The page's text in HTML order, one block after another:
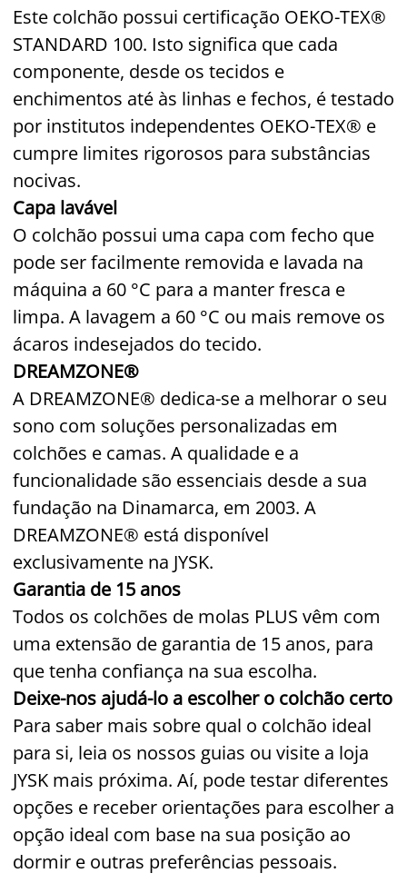
Este colchão possui certificação OEKO-TEX®
STANDARD 100. Isto significa que cada
componente, desde os tecidos e
enchimentos até às linhas e fechos, é testado
por institutos independentes OEKO-TEX® e
cumpre limites rigorosos para substâncias
nocivas.
Capa lavável
O colchão possui uma capa com fecho que
pode ser facilmente removida e lavada na
máquina a 60 °C para a manter fresca e
limpa. A lavagem a 60 °C ou mais remove os
ácaros indesejados do tecido.
DREAMZONE®
A DREAMZONE® dedica-se a melhorar o seu
sono com soluções personalizadas em
colchões e camas. A qualidade e a
funcionalidade são essenciais desde a sua
fundação na Dinamarca, em 2003. A
DREAMZONE® está disponível
exclusivamente na JYSK.
Garantia de 15 anos
Todos os colchões de molas PLUS vêm com
uma extensão de garantia de 15 anos, para
que tenha confiança na sua escolha.
Deixe-nos ajudá-lo a escolher o colchão certo
Para saber mais sobre qual o colchão ideal
para si, leia os nossos guias ou visite a loja
JYSK mais próxima. Aí, pode testar diferentes
opções e receber orientações para escolher a
opção ideal com base na sua posição ao
dormir e outras preferências pessoais.